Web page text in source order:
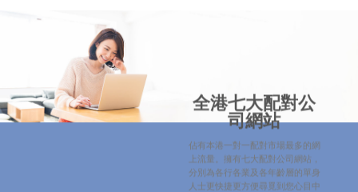
全港七大配對公
司網站
佔有本港一對一配對市場最多的網
上流量。擁有七大配對公司網站，
分別為各行各業及各年齡層的單身
人士更快捷更方便尋覓到您心目中